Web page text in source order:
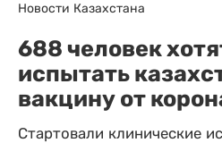
Новости Казахстана
688 человек
испытать
вакцину от
Стартовали клинические